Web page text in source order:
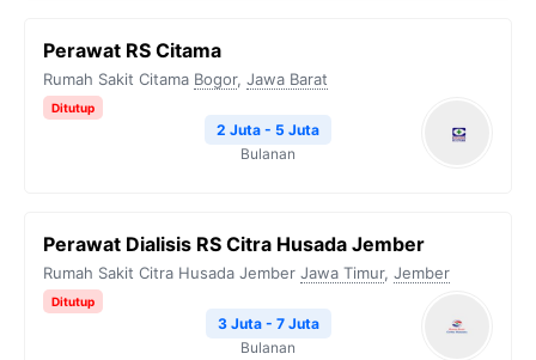
Perawat RS Citama
Rumah Sakit Citama Bogor, Jawa Barat
Ditutup
2 Juta - 5 Juta
Bulanan
Perawat Dialisis RS Citra Husada Jember
Rumah Sakit Citra Husada Jember Jawa Timur, Jember
Ditutup
3 Juta - 7 Juta
Bulanan